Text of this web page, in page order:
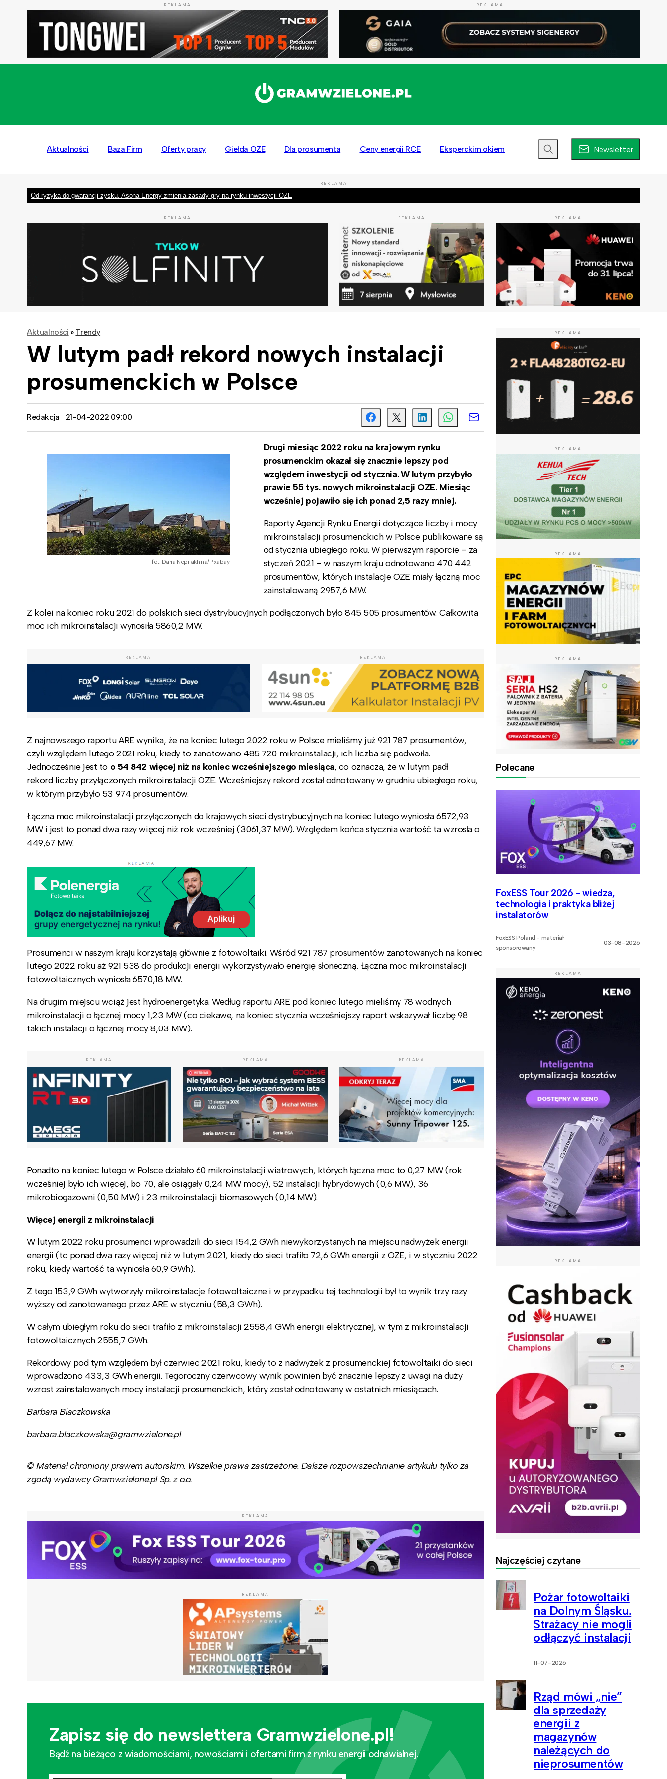
REKLAMA REKLAMA
Aktualności Baza Firm Oferty pracy Giełda OZE Dla prosumenta Ceny energii RCE Eksperckim okiem Newsletter
REKLAMA
Od ryzyka do gwarancji zysku. Asona Energy zmienia zasady gry na rynku inwestycji OZE
REKLAMA REKLAMA REKLAMA
Aktualności » Trendy
W lutym padł rekord nowych instalacji
prosumenckich w Polsce
Redakcja 21-04-2022 09:00
fot. Daria Nepriakhina/Pixabay
Drugi miesiąc 2022 roku na krajowym rynku
prosumenckim okazał się znacznie lepszy pod
względem inwestycji od stycznia. W lutym przybyło
prawie 55 tys. nowych mikroinstalacji OZE. Miesiąc
wcześniej pojawiło się ich ponad 2,5 razy mniej.
Raporty Agencji Rynku Energii dotyczące liczby i mocy
mikroinstalacji prosumenckich w Polsce publikowane są
od stycznia ubiegłego roku. W pierwszym raporcie – za
styczeń 2021 – w naszym kraju odnotowano 470 442
prosumentów, których instalacje OZE miały łączną moc
zainstalowaną 2957,6 MW.
Z kolei na koniec roku 2021 do polskich sieci dystrybucyjnych podłączonych było 845 505 prosumentów. Całkowita
moc ich mikroinstalacji wynosiła 5860,2 MW.
REKLAMA REKLAMA
Z najnowszego raportu ARE wynika, że na koniec lutego 2022 roku w Polsce mieliśmy już 921 787 prosumentów,
czyli względem lutego 2021 roku, kiedy to zanotowano 485 720 mikroinstalacji, ich liczba się podwoiła.
Jednocześnie jest to o 54 842 więcej niż na koniec wcześniejszego miesiąca, co oznacza, że w lutym padł
rekord liczby przyłączonych mikroinstalacji OZE. Wcześniejszy rekord został odnotowany w grudniu ubiegłego roku,
w którym przybyło 53 974 prosumentów.
Łączna moc mikroinstalacji przyłączonych do krajowych sieci dystrybucyjnych na koniec lutego wyniosła 6572,93
MW i jest to ponad dwa razy więcej niż rok wcześniej (3061,37 MW). Względem końca stycznia wartość ta wzrosła o
449,67 MW.
Prosumenci w naszym kraju korzystają głównie z fotowoltaiki. Wśród 921 787 prosumentów zanotowanych na koniec
lutego 2022 roku aż 921 538 do produkcji energii wykorzystywało energię słoneczną. Łączna moc mikroinstalacji
fotowoltaicznych wyniosła 6570,18 MW.
Na drugim miejscu wciąż jest hydroenergetyka. Według raportu ARE pod koniec lutego mieliśmy 78 wodnych
mikroinstalacji o łącznej mocy 1,23 MW (co ciekawe, na koniec stycznia wcześniejszy raport wskazywał liczbę 98
takich instalacji o łącznej mocy 8,03 MW).
REKLAMA REKLAMA REKLAMA
Ponadto na koniec lutego w Polsce działało 60 mikroinstalacji wiatrowych, których łączna moc to 0,27 MW (rok
wcześniej było ich więcej, bo 70, ale osiągały 0,24 MW mocy), 52 instalacji hybrydowych (0,6 MW), 36
mikrobiogazowni (0,50 MW) i 23 mikroinstalacji biomasowych (0,14 MW).
Więcej energii z mikroinstalacji
W lutym 2022 roku prosumenci wprowadzili do sieci 154,2 GWh niewykorzystanych na miejscu nadwyżek energii
energii (to ponad dwa razy więcej niż w lutym 2021, kiedy do sieci trafiło 72,6 GWh energii z OZE, i w styczniu 2022
roku, kiedy wartość ta wyniosła 60,9 GWh).
Z tego 153,9 GWh wytworzyły mikroinstalacje fotowoltaiczne i w przypadku tej technologii był to wynik trzy razy
wyższy od zanotowanego przez ARE w styczniu (58,3 GWh).
W całym ubiegłym roku do sieci trafiło z mikroinstalacji 2558,4 GWh energii elektrycznej, w tym z mikroinstalacji
fotowoltaicznych 2555,7 GWh.
Rekordowy pod tym względem był czerwiec 2021 roku, kiedy to z nadwyżek z prosumenckiej fotowoltaiki do sieci
wprowadzono 433,3 GWh energii. Tegoroczny czerwcowy wynik powinien być znacznie lepszy z uwagi na duży
wzrost zainstalowanych mocy instalacji prosumenckich, który został odnotowany w ostatnich miesiącach.
Barbara Blaczkowska
barbara.blaczkowska@gramwzielone.pl
© Materiał chroniony prawem autorskim. Wszelkie prawa zastrzeżone. Dalsze rozpowszechnianie artykułu tylko za
zgodą wydawcy Gramwzielone.pl Sp. z o.o.
REKLAMA
REKLAMA
Zapisz się do newslettera Gramwzielone.pl!
Bądź na bieżąco z wiadomościami, nowościami i ofertami firm z rynku energii odnawialnej.
REKLAMA
REKLAMA
REKLAMA
REKLAMA
Polecane
FoxESS Tour 2026 - wiedza,
technologia i praktyka bliżej
instalatorów
FoxESS Poland - materiał
sponsorowany
03-08-2026
REKLAMA
REKLAMA
Najczęściej czytane
Pożar fotowoltaiki
na Dolnym Śląsku.
Strażacy nie mogli
odłączyć instalacji
11-07-2026
Rząd mówi „nie”
dla sprzedaży
energii z
magazynów
należących do
nieprosumentów